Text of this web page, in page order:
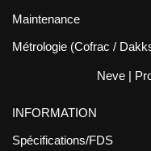
Maintenance
Métrologie (Cofrac /
Neve |
INFORMATION
Spécifications/FDS